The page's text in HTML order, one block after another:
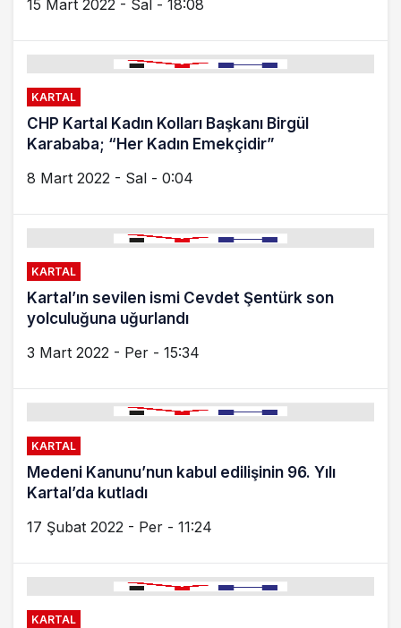
15 Mart 2022 - Sal - 18:08
KARTAL
CHP Kartal Kadın Kolları Başkanı Birgül
Karababa; “Her Kadın Emekçidir”
8 Mart 2022 - Sal - 0:04
KARTAL
Kartal’ın sevilen ismi Cevdet Şentürk son
yolculuğuna uğurlandı
3 Mart 2022 - Per - 15:34
KARTAL
Medeni Kanunu’nun kabul edilişinin 96. Yılı
Kartal’da kutladı
17 Şubat 2022 - Per - 11:24
KARTAL